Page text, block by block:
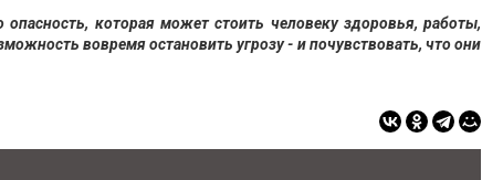
которая может стоить человеку здоровья, работы,
вовремя остановить угрозу - и почувствовать, что они